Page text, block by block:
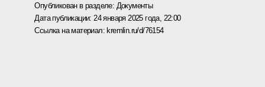
Опубликован в разделе: Документы
Дата публикации: 24 января 2025 года, 22:00
Ссылка на материал: kremlin.ru/d/76154